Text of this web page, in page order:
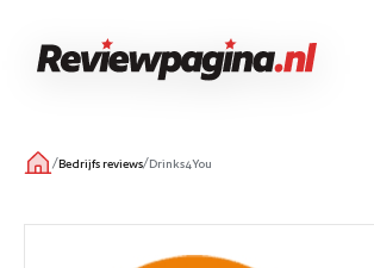
/Bedrijfs reviews/Drinks4You